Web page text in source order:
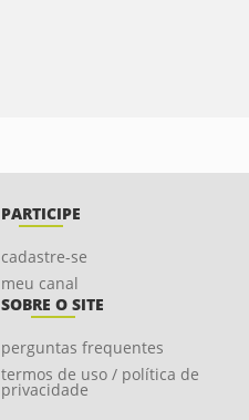
PARTICIPE
cadastre-se
meu canal
SOBRE O SITE
perguntas frequentes
termos de uso / política de
privacidade